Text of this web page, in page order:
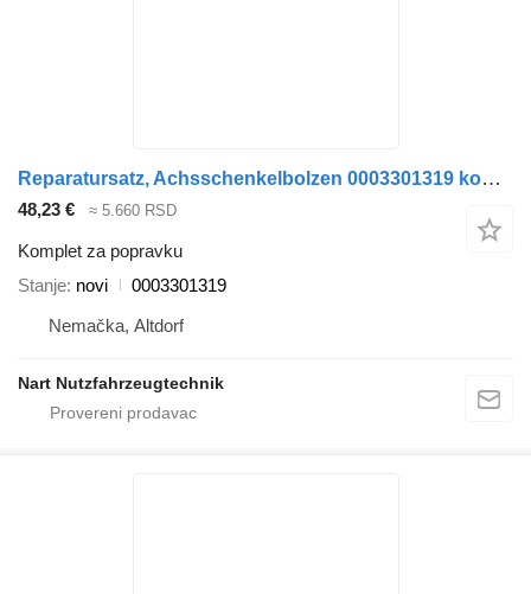
Reparatursatz, Achsschenkelbolzen 0003301319 komplet za popravku za Mercedes-Benz kamiona
48,23 € ≈ 5.660 RSD
Komplet za popravku
Stanje novi
0003301319
Nemačka, Altdorf
Nart Nutzfahrzeugtechnik